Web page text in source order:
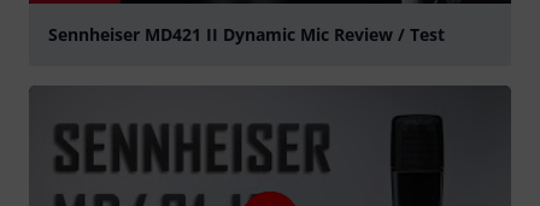
Sennheiser MD421 II Dynamic Mic Review / Test